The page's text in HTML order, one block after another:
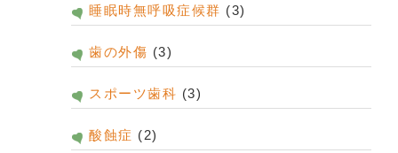
睡眠時無呼吸症候群 (3)
歯の外傷 (3)
スポーツ歯科 (3)
酸蝕症 (2)